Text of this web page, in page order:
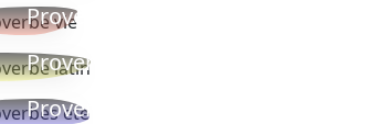
Proverbe vie
Proverbe latin
Proverbes ete